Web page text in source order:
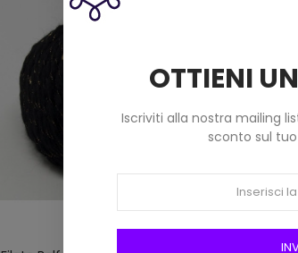
OTTIENI
Iscriviti alla nostra mailing
sconto sul